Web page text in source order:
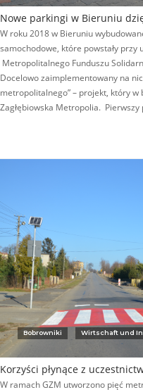
Nowe parkingi w Bieruniu
W roku 2018 w Bieruniu
samochodowe, które powstały przy
Metropolitalnego Funduszu
Docelowo zaimplementowany na
metropolitalnego” – projekt, który w
Zagłębiowska Metropolia.
Bobrowniki Wirtschaft und
Korzyści płynące z
W ramach GZM utworzono pięć